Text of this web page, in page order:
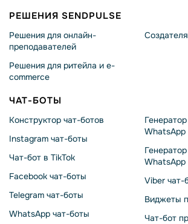
РЕШЕНИЯ SENDPULSE
Решения для онлайн-
преподавателей
Решения для ритейла и e-
commerce
ЧАТ-БОТЫ
Конструктор чат-ботов
Instagram чат-боты
Чат-бот в TikTok
Facebook чат-боты
Telegram чат-боты
WhatsApp чат-боты
WhatsApp
WhatsApp
Viber чат-
Виджеты
Чат-бот